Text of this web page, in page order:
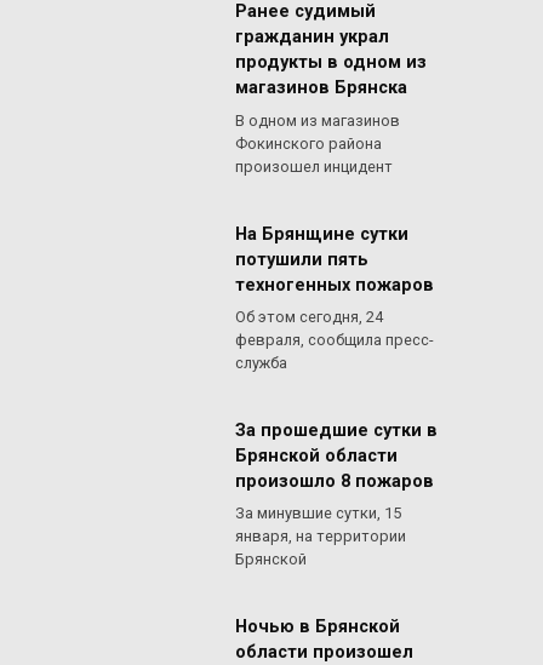
Ранее судимый
гражданин украл
продукты в одном из
магазинов Брянска
В одном из магазинов
Фокинского района
произошел инцидент
На Брянщине сутки
потушили пять
техногенных пожаров
Об этом сегодня, 24
февраля, сообщила пресс-
служба
За прошедшие сутки в
Брянской области
произошло 8 пожаров
За минувшие сутки, 15
января, на территории
Брянской
Ночью в Брянской
области произошел